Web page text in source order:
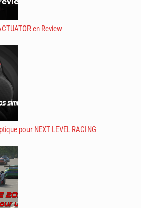
en Review
pour NEXT LEVEL RACING